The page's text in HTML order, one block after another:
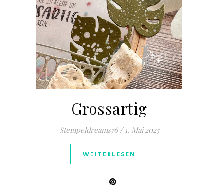
Grossartig
Stempeldreams76 / 1. Mai 2025
WEITERLESEN